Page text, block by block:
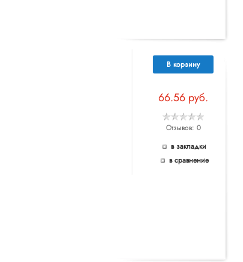
В корзину
66.56 руб.
Отзывов: 0
в закладки
в сравнение